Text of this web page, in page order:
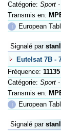
Catégorie: Sport
Transmis en:
ℹ
European
Signalé par
Eutelsat 7B -
Fréquence: 11135
Catégorie: Sport
Transmis en:
ℹ
European
Signalé par